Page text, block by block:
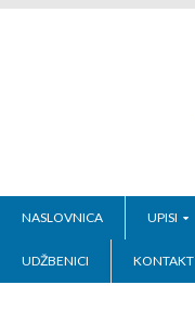
NASLOVNICA UPISI
UDŽBENICI KONTAKT